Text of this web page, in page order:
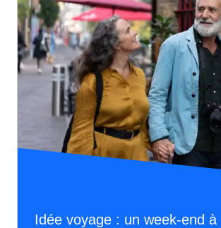
Idée voyage : un week-end à